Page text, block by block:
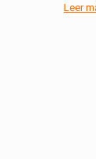
Leer